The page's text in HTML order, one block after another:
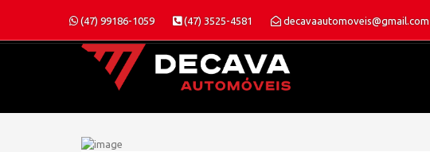
(47) 99186-1059 (47) 3525-4581 decavaautomoveis@gmail.com